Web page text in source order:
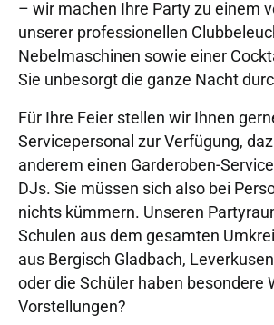
– wir machen Ihre Party zu einem
unserer professionellen
Nebelmaschinen sowie einer
Sie unbesorgt die ganze Nacht
Für Ihre Feier stellen wir Ihnen
Servicepersonal zur Verfügung,
anderem einen Garderoben-
DJs. Sie müssen sich also bei
nichts kümmern. Unseren
Schulen aus dem gesamten
aus Bergisch Gladbach,
oder die Schüler haben besondere
Vorstellungen?